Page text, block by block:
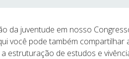
da juventude em nosso
você pode também compartilhar
estruturação de estudos e